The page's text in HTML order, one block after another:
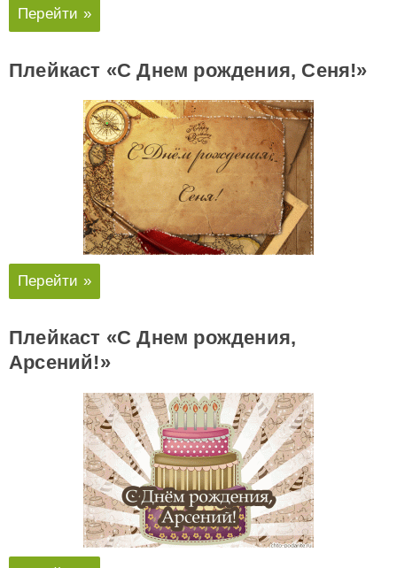
Перейти »
Плейкаст «С Днем рождения, Сеня!»
Перейти »
Плейкаст «С Днем рождения,
Арсений!»